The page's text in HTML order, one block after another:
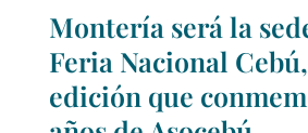
Montería será la
Feria Nacional
edición que